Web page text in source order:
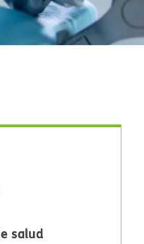
salud